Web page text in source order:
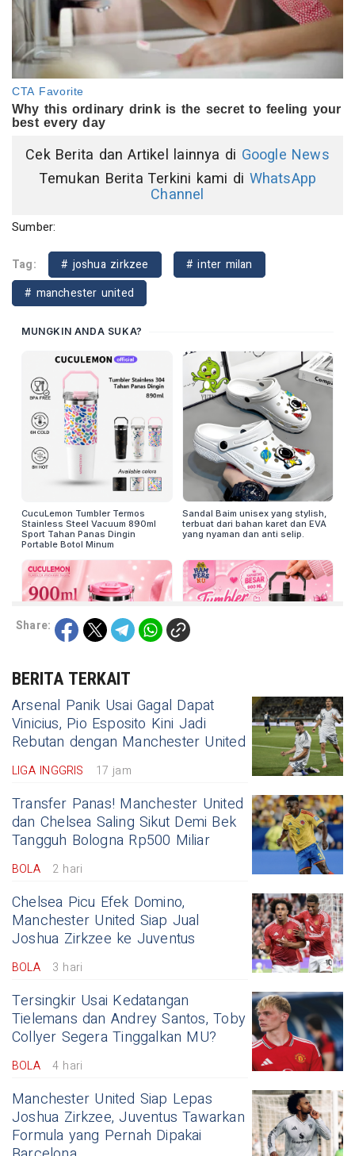
Cek Berita dan Artikel lainnya di Google News
Temukan Berita Terkini kami di WhatsApp
Channel
Sumber:
Tag: # joshua zirkzee
# inter milan
# manchester united
Share:
BERITA TERKAIT
Arsenal Panik Usai Gagal Dapat
Vinicius, Pio Esposito Kini Jadi
Rebutan dengan Manchester United
LIGA INGGRIS 17 jam
Transfer Panas! Manchester United
dan Chelsea Saling Sikut Demi Bek
Tangguh Bologna Rp500 Miliar
BOLA 2 hari
Chelsea Picu Efek Domino,
Manchester United Siap Jual
Joshua Zirkzee ke Juventus
BOLA 3 hari
Tersingkir Usai Kedatangan
Tielemans dan Andrey Santos, Toby
Collyer Segera Tinggalkan MU?
BOLA 4 hari
Manchester United Siap Lepas
Joshua Zirkzee, Juventus Tawarkan
Formula yang Pernah Dipakai